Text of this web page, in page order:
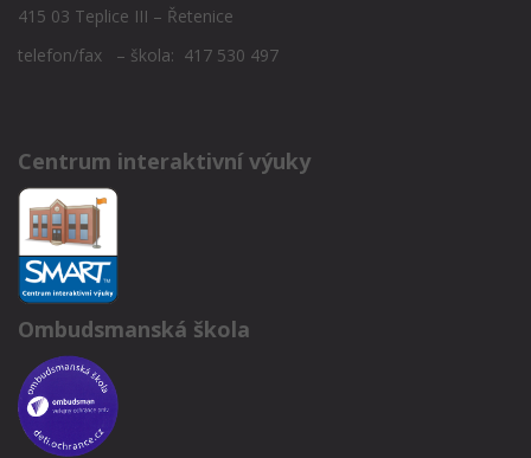
415 03 Teplice III – Řetenice
telefon/fax – škola: 417 530 497
Centrum interaktivní výuky
Ombudsmanská škola